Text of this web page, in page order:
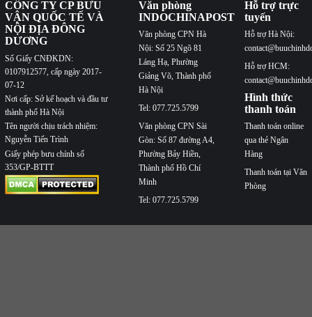
CÔNG TY CP BƯU
VẬN QUỐC TẾ VÀ
NỘI ĐỊA ĐÔNG
DƯƠNG
Số Giấy CNĐKDN:
0107912577, cấp ngày 2017-
07-12
Nơi cấp: Sở kế hoạch và đầu tư
thành phố Hà Nội
Tên người chịu trách nhiệm:
Nguyễn Tiến Trình
Giấy phép bưu chính số
353/GP-BTTT
Văn phòng
INDOCHINAPOST
Văn phòng CPN Hà
Nội: Số 25 Ngõ 81
Láng Hạ, Phường
Giảng Võ, Thành phố
Hà Nội
Tel: 077.725.5799
Văn phòng CPN Sài
Gòn: Số 87 đường A4,
Phường Bảy Hiền,
Thành phố Hồ Chí
Minh
Tel: 077.725.5799
Hỗ trợ trực
tuyến
Hỗ trợ Hà Nội:
Hỗ trợ HCM:
Hình thức
thanh toán
Thanh toán online
qua thẻ Ngân
Hàng
Thanh toán tại Văn
Phòng